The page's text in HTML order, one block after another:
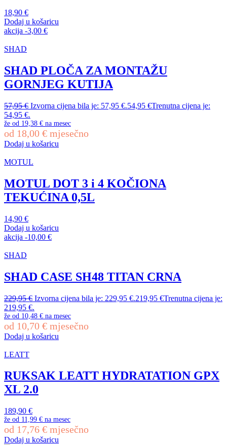
18,90 €
Dodaj u košaricu
akcija -3,00 €
SHAD
SHAD PLOČA ZA MONTAŽU
GORNJEG KUTIJA
57,95€ Izvorna cijena bila je: 57,95 €.54,95 €Trenutna cijena je:
54,95 €.
že od 19,38 € na mesec
od 18,00 € mjesečno
Dodaj u košaricu
MOTUL
MOTUL DOT 3 i 4 KOČIONA
TEKUĆINA 0,5L
14,90 €
Dodaj u košaricu
akcija -10,00 €
SHAD
SHAD CASE SH48 TITAN CRNA
229,95€ Izvorna cijena bila je: 229,95 €.219,95 €Trenutna cijena je:
219,95 €.
že od 10,48 € na mesec
od 10,70 € mjesečno
Dodaj u košaricu
LEATT
RUKSAK LEATT HYDRATATION GPX
XL 2.0
189,90 €
že od 11,99 € na mesec
od 17,76 € mjesečno
Dodaj u košaricu